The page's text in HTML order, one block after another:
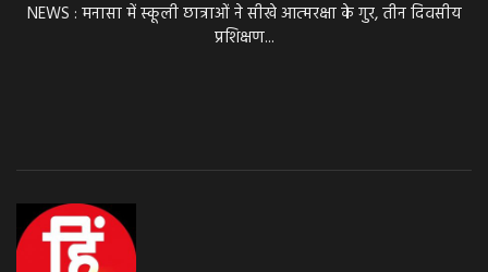
NEWS : मनासा में स्कूली छात्राओं ने सीखे आत्मरक्षा के गुर, तीन दिवसीय
प्रशिक्षण...